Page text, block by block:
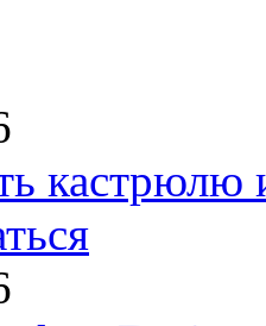
кастрюлю